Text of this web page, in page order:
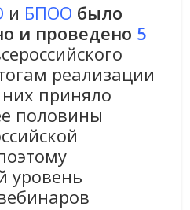
и БПОО было
и проведено 5
реализации
приняло
половины
уровень